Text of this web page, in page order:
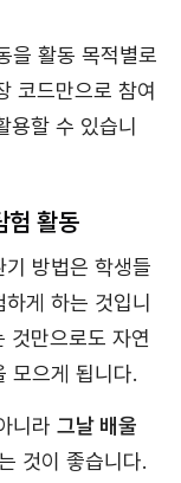
을 활동 목적별로
코드만으로 참여
할 수 있습니
험 활동
방법은 학생들
게 하는 것입니
것만으로도 자연
모으게 됩니다.
니라 그날 배울
것이 좋습니다.